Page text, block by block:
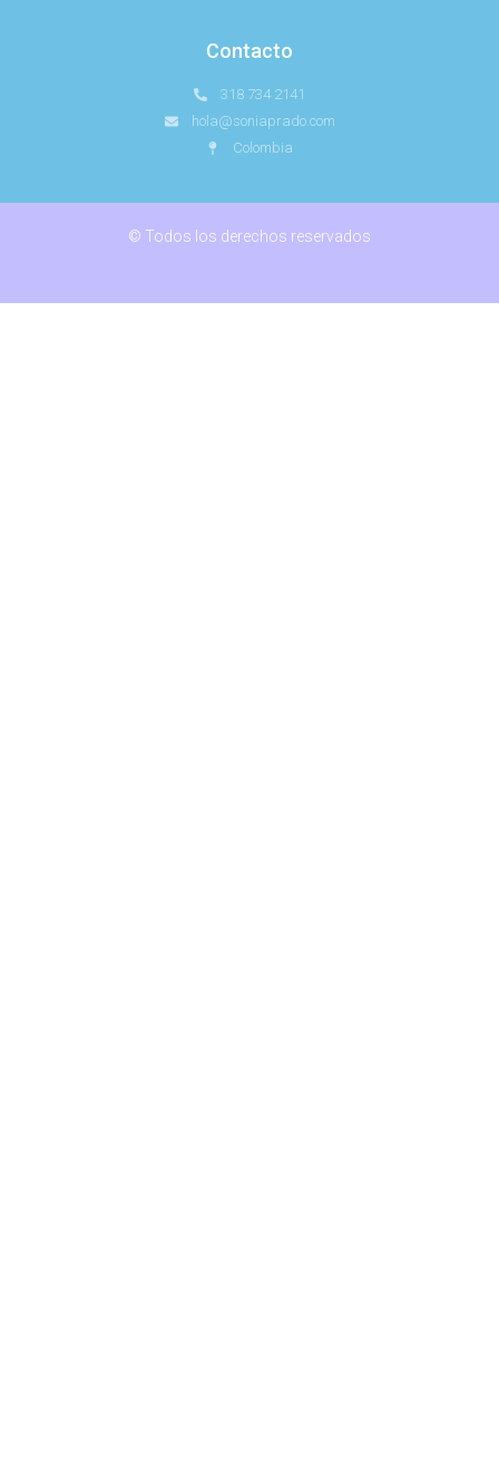
Contacto
318 734 2141
hola@soniaprado.com
Colombia
© Todos los derechos reservados